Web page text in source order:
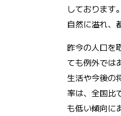
しております
自然に溢れ、
昨今の人口を
ても例外では
生活や今後の
率は、全国比
も低い傾向に